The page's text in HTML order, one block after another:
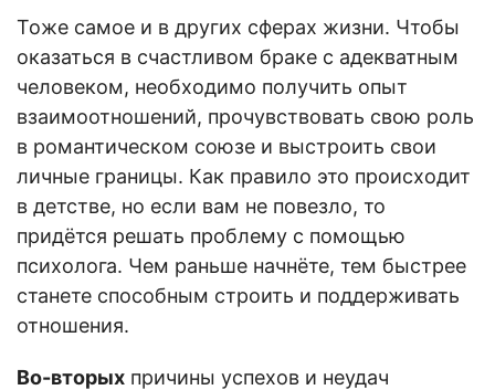
Тоже самое и в других сферах жизни. Чтобы
оказаться в счастливом браке с адекватным
человеком, необходимо получить опыт
взаимоотношений, прочувствовать свою роль
в романтическом союзе и выстроить свои
личные границы. Как правило это происходит
в детстве, но если вам не повезло, то
придётся решать проблему с помощью
психолога. Чем раньше начнёте, тем быстрее
станете способным строить и поддерживать
отношения.
Во-вторых причины успехов и неудач